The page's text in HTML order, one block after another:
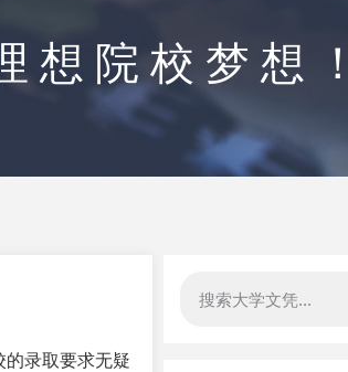
想院校梦想！
的录取要求无疑